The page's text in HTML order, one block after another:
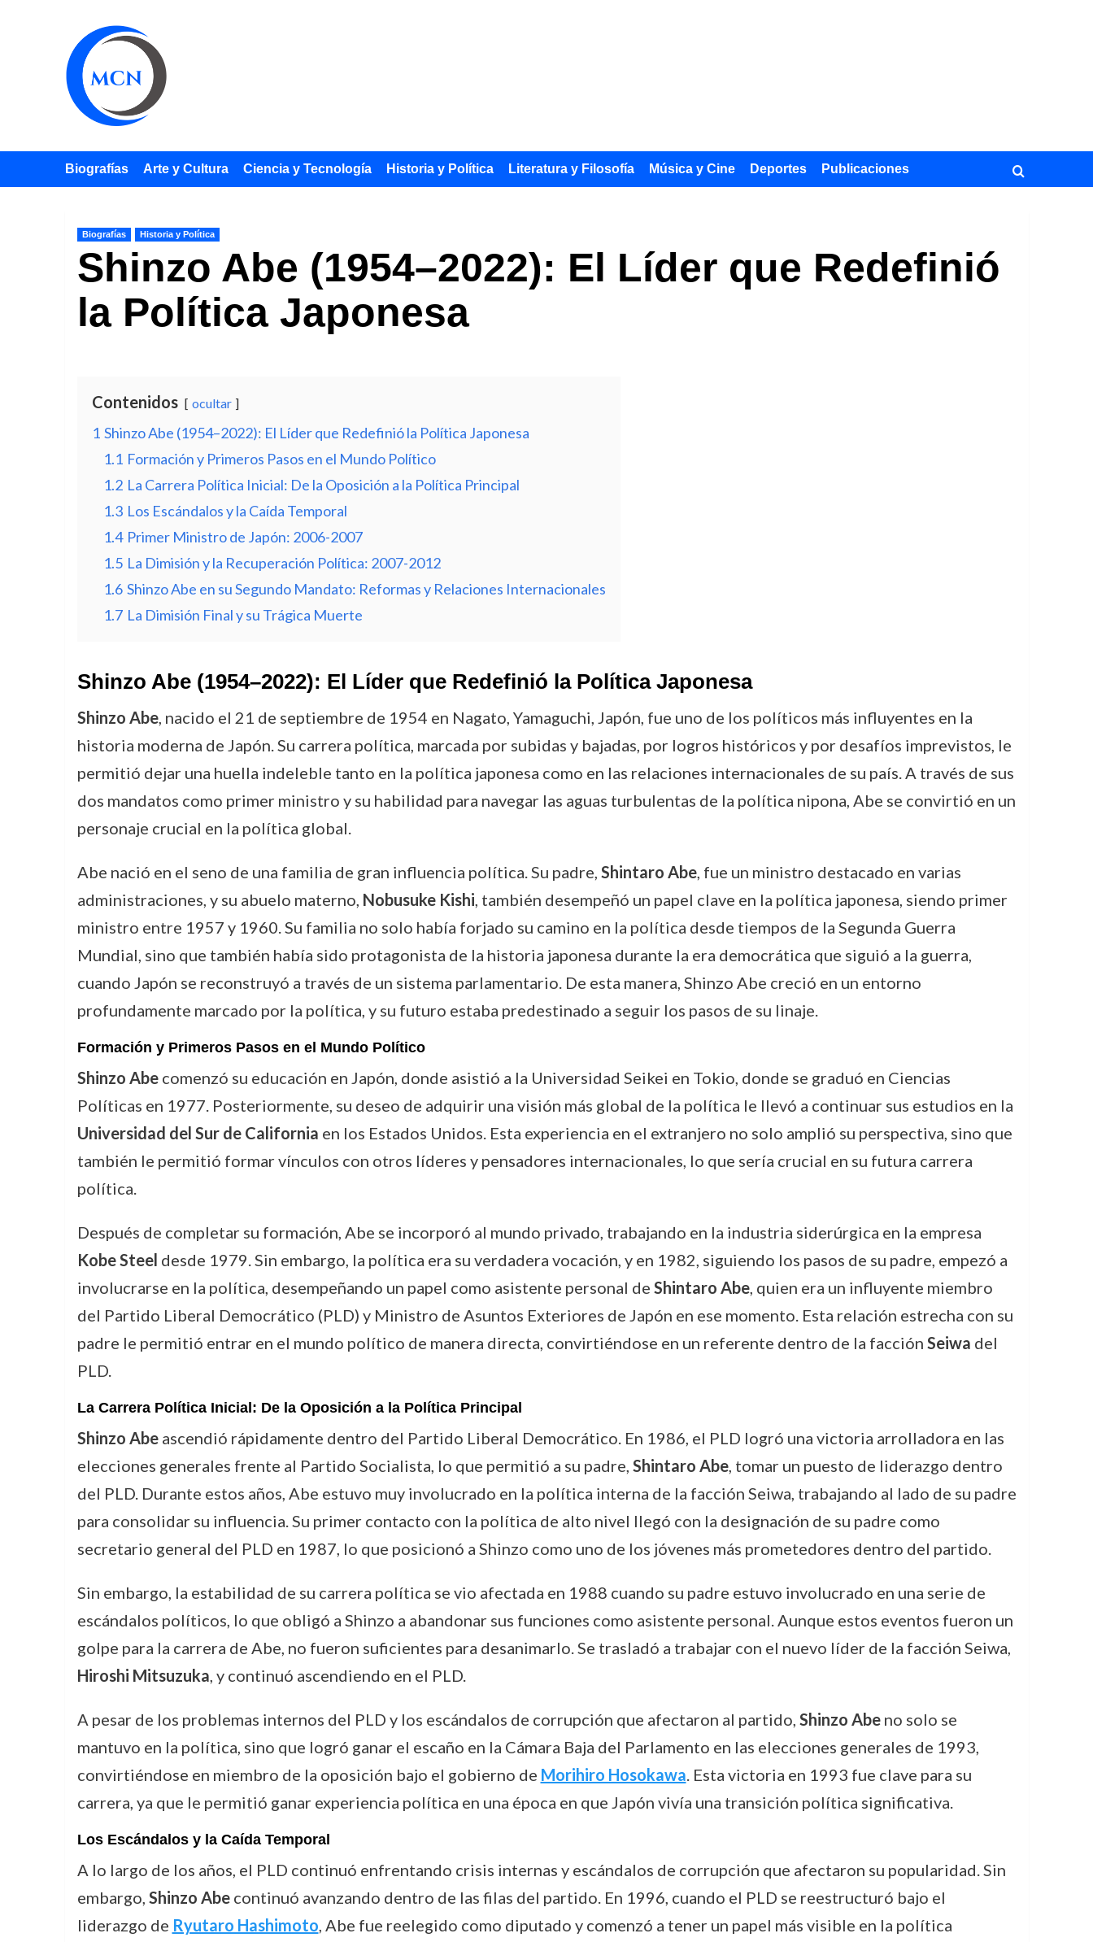
Biografías Arte y Cultura Ciencia y Tecnología Historia y Política Literatura y Filosofía Música y Cine Deportes Publicaciones
Biografías Historia y Política
Shinzo Abe (1954–2022): El Líder que Redefinió
la Política Japonesa
Contenidos ocultar
1 Shinzo Abe (1954–2022): El Líder que Redefinió la Política Japonesa
1.1 Formación y Primeros Pasos en el Mundo Político
1.2 La Carrera Política Inicial: De la Oposición a la Política Principal
1.3 Los Escándalos y la Caída Temporal
1.4 Primer Ministro de Japón: 2006-2007
1.5 La Dimisión y la Recuperación Política: 2007-2012
1.6 Shinzo Abe en su Segundo Mandato: Reformas y Relaciones Internacionales
1.7 La Dimisión Final y su Trágica Muerte
Shinzo Abe (1954–2022): El Líder que Redefinió la Política Japonesa
Shinzo Abe, nacido el 21 de septiembre de 1954 en Nagato, Yamaguchi, Japón, fue uno de los políticos más influyentes en la
historia moderna de Japón. Su carrera política, marcada por subidas y bajadas, por logros históricos y por desafíos imprevistos, le
permitió dejar una huella indeleble tanto en la política japonesa como en las relaciones internacionales de su país. A través de sus
dos mandatos como primer ministro y su habilidad para navegar las aguas turbulentas de la política nipona, Abe se convirtió en un
personaje crucial en la política global.
Abe nació en el seno de una familia de gran influencia política. Su padre, Shintaro Abe, fue un ministro destacado en varias
administraciones, y su abuelo materno, Nobusuke Kishi, también desempeñó un papel clave en la política japonesa, siendo primer
ministro entre 1957 y 1960. Su familia no solo había forjado su camino en la política desde tiempos de la Segunda Guerra
Mundial, sino que también había sido protagonista de la historia japonesa durante la era democrática que siguió a la guerra,
cuando Japón se reconstruyó a través de un sistema parlamentario. De esta manera, Shinzo Abe creció en un entorno
profundamente marcado por la política, y su futuro estaba predestinado a seguir los pasos de su linaje.
Formación y Primeros Pasos en el Mundo Político
Shinzo Abecomenzó su educación en Japón, donde asistió a la Universidad Seikei en Tokio, donde se graduó en Ciencias
Políticas en 1977. Posteriormente, su deseo de adquirir una visión más global de la política le llevó a continuar sus estudios en la
Universidad del Sur de California en los Estados Unidos. Esta experiencia en el extranjero no solo amplió su perspectiva, sino que
también le permitió formar vínculos con otros líderes y pensadores internacionales, lo que sería crucial en su futura carrera
política.
Después de completar su formación, Abe se incorporó al mundo privado, trabajando en la industria siderúrgica en la empresa
Kobe Steel desde 1979. Sin embargo, la política era su verdadera vocación, y en 1982, siguiendo los pasos de su padre, empezó a
involucrarse en la política, desempeñando un papel como asistente personal de Shintaro Abe, quien era un influyente miembro
del Partido Liberal Democrático (PLD) y Ministro de Asuntos Exteriores de Japón en ese momento. Esta relación estrecha con su
padre le permitió entrar en el mundo político de manera directa, convirtiéndose en un referente dentro de la facción Seiwa del
PLD.
La Carrera Política Inicial: De la Oposición a la Política Principal
Shinzo Abeascendió rápidamente dentro del Partido Liberal Democrático. En 1986, el PLD logró una victoria arrolladora en las
elecciones generales frente al Partido Socialista, lo que permitió a su padre, Shintaro Abe, tomar un puesto de liderazgo dentro
del PLD. Durante estos años, Abe estuvo muy involucrado en la política interna de la facción Seiwa, trabajando al lado de su padre
para consolidar su influencia. Su primer contacto con la política de alto nivel llegó con la designación de su padre como
secretario general del PLD en 1987, lo que posicionó a Shinzo como uno de los jóvenes más prometedores dentro del partido.
Sin embargo, la estabilidad de su carrera política se vio afectada en 1988 cuando su padre estuvo involucrado en una serie de
escándalos políticos, lo que obligó a Shinzo a abandonar sus funciones como asistente personal. Aunque estos eventos fueron un
golpe para la carrera de Abe, no fueron suficientes para desanimarlo. Se trasladó a trabajar con el nuevo líder de la facción Seiwa,
Hiroshi Mitsuzuka, y continuó ascendiendo en el PLD.
A pesar de los problemas internos del PLD y los escándalos de corrupción que afectaron al partido, Shinzo Abeno solo se
mantuvo en la política, sino que logró ganar el escaño en la Cámara Baja del Parlamento en las elecciones generales de 1993,
convirtiéndose en miembro de la oposición bajo el gobierno de Morihiro Hosokawa. Esta victoria en 1993 fue clave para su
carrera, ya que le permitió ganar experiencia política en una época en que Japón vivía una transición política significativa.
Los Escándalos y la Caída Temporal
A lo largo de los años, el PLD continuó enfrentando crisis internas y escándalos de corrupción que afectaron su popularidad. Sin
embargo, Shinzo Abecontinuó avanzando dentro de las filas del partido. En 1996, cuando el PLD se reestructuró bajo el
liderazgo de Ryutaro Hashimoto, Abe fue reelegido como diputado y comenzó a tener un papel más visible en la política